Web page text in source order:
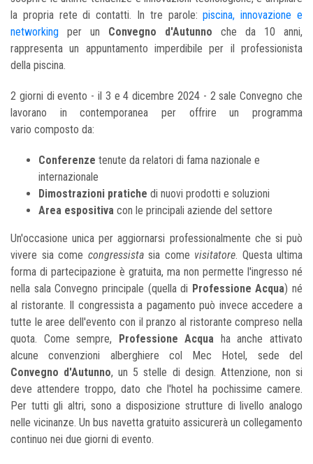
la propria rete di contatti. In tre parole:piscina, innovazione e
networking per un Convegno d'Autunno che da 10 anni,
rappresenta un appuntamento imperdibile per il professionista
della piscina.
2 giorni di evento - il 3 e 4 dicembre 2024 - 2 sale Convegno che
lavorano in contemporanea per offrire un programma
vario composto da:
Conferenze tenute da relatori di fama nazionale e
internazionale
Dimostrazioni pratiche di nuovi prodotti e soluzioni
Area espositiva con le principali aziende del settore
Un'occasione unica per aggiornarsi professionalmente che si può
vivere sia come congressistasia come visitatore. Questa ultima
forma di partecipazione è gratuita, ma non permette l'ingresso né
nella sala Convegno principale (quella di Professione Acqua) né
al ristorante. Il congressista a pagamento può invece accedere a
tutte le aree dell'evento con il pranzo al ristorante compreso nella
quota. Come sempre,
Professione Acqua ha anche attivato
alcune convenzioni alberghiere col Mec Hotel, sede del
Convegno d'Autunno, un 5 stelle di design. Attenzione, non si
deve attendere troppo, dato che l'hotel ha pochissime camere.
Per tutti gli altri, sono a disposizione strutture di livello analogo
nelle vicinanze. Un bus navetta gratuito assicurerà un collegamento
continuo nei due giorni di evento.